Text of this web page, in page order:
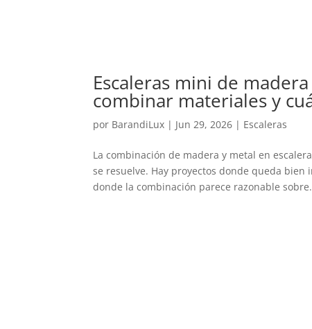
Escaleras mini de
combinar materiales y
por BarandiLux | Jun 29, 2026 | Escaleras
La combinación de madera y metal en
se resuelve. Hay proyectos donde queda
donde la combinación parece razonable